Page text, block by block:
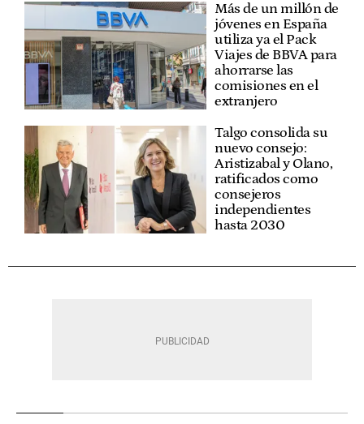
Más de un millón de
jóvenes en España
utiliza ya el Pack
Viajes de BBVA para
ahorrarse las
comisiones en el
extranjero
Talgo consolida su
nuevo consejo:
Aristizabal y Olano,
ratificados como
consejeros
independientes
hasta 2030